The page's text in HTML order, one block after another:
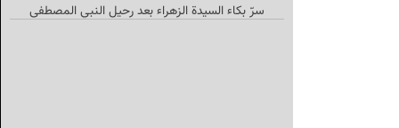
سرّ بکاء السیدة الزهراء بعد رحیل النبي المصطفی